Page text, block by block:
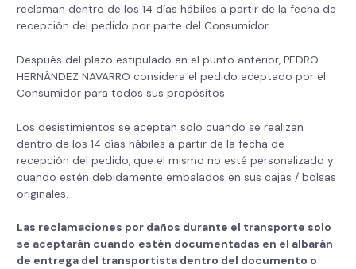
reclaman dentro de los 14 días hábiles a partir de la fecha de
recepción del pedido por parte del Consumidor.
Después del plazo estipulado en el punto anterior, PEDRO
HERNÁNDEZ NAVARRO considera el pedido aceptado por el
Consumidor para todos sus propósitos.
Los desistimientos se aceptan solo cuando se realizan
dentro de los 14 días hábiles a partir de la fecha de
recepción del pedido, que el mismo no esté personalizado y
cuando estén debidamente embalados en sus cajas / bolsas
originales.
Las reclamaciones por daños durante el transporte solo
se aceptarán cuando estén documentadas en el albarán
de entrega del transportista dentro del documento o